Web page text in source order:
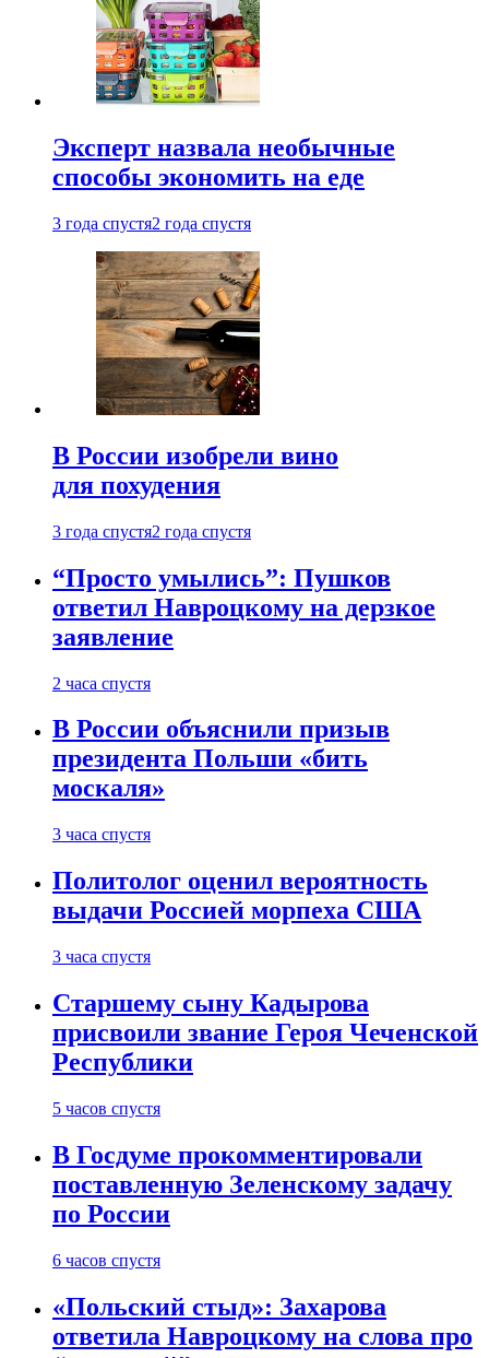
Эксперт назвала необычные
способы экономить на еде
3 года спустя2 года спустя
В России изобрели вино
для похудения
3 года спустя2 года спустя
“Просто умылись”: Пушков
ответил Навроцкому на дерзкое
заявление
2 часа спустя
В России объяснили призыв
президента Польши «бить
москаля»
3 часа спустя
Политолог оценил вероятность
выдачи Россией морпеха США
3 часа спустя
Старшему сыну Кадырова
присвоили звание Героя Чеченской
Республики
5 часов спустя
В Госдуме прокомментировали
поставленную Зеленскому задачу
по России
6 часов спустя
«Польский стыд»: Захарова
ответила Навроцкому на слова про